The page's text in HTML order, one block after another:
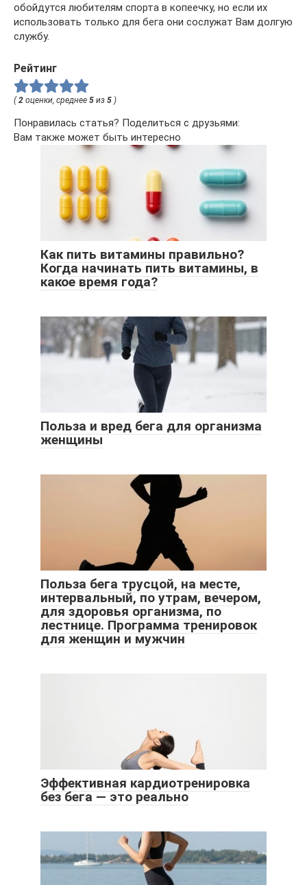
обойдутся любителям спорта в копеечку, но если их
использовать только для бега они сослужат Вам долгую
службу.
Рейтинг
( 2 оценки, среднее 5 из 5 )
Понравилась статья? Поделиться с друзьями:
Вам также может быть интересно
Как пить витамины правильно?
Когда начинать пить витамины, в
какое время года?
Польза и вред бега для организма
женщины
Польза бега трусцой, на месте,
интервальный, по утрам, вечером,
для здоровья организма, по
лестнице. Программа тренировок
для женщин и мужчин
Эффективная кардиотренировка
без бега — это реально